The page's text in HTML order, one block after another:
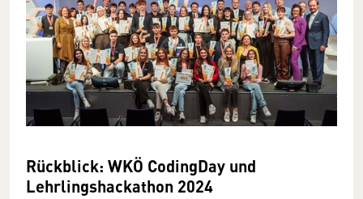
Rückblick: WKÖ CodingDay und
Lehrlingshackathon 2024